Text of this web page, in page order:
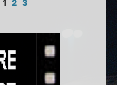
1 2 3